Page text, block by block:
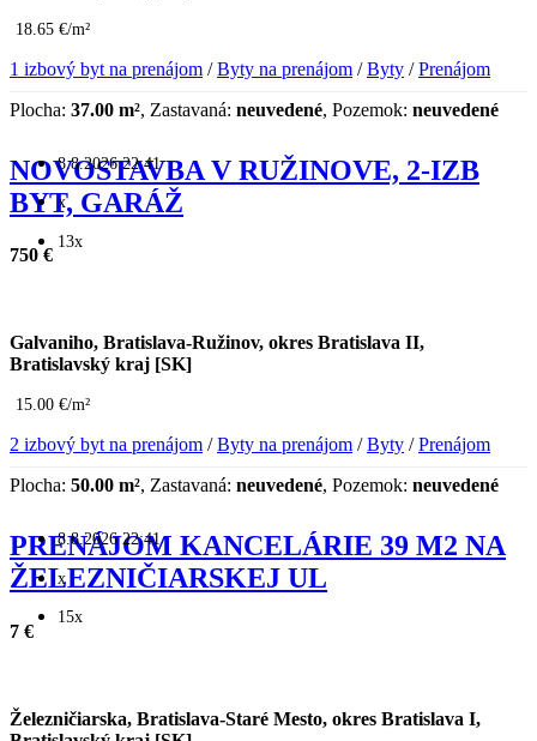
18.65 €/m²
1 izbový byt na prenájom /Byty na prenájom /Byty /Prenájom
Plocha: 37.00 m², Zastavaná: neuvedené, Pozemok: neuvedené
8.8.2026 22:41
x
13x
NOVOSTAVBA V RUŽINOVE, 2-IZB
BYT, GARÁŽ
750 €
Galvaniho, Bratislava-Ružinov, okres Bratislava II,
Bratislavský kraj [SK]
15.00 €/m²
2 izbový byt na prenájom /Byty na prenájom /Byty /Prenájom
Plocha: 50.00 m², Zastavaná: neuvedené, Pozemok: neuvedené
8.8.2026 22:41
x
15x
PRENÁJOM KANCELÁRIE 39 M2 NA
ŽELEZNIČIARSKEJ UL
7 €
Železničiarska, Bratislava-Staré Mesto, okres Bratislava I,